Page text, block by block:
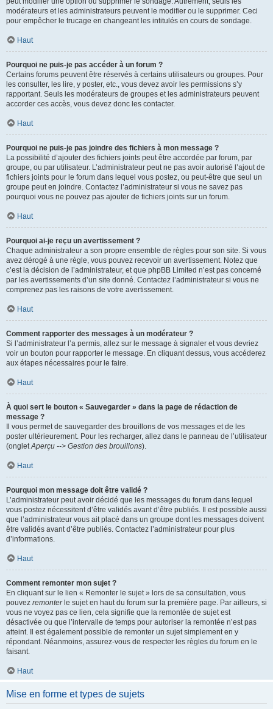
modérateurs et les administrateurs peuvent le modifier ou le supprimer. Ceci
pour empêcher le trucage en changeant les intitulés en cours de sondage.
Haut
Pourquoi ne puis-je pas accéder à un forum ?
Certains forums peuvent être réservés à certains utilisateurs ou groupes. Pour
les consulter, les lire, y poster, etc., vous devez avoir les permissions s’y
rapportant. Seuls les modérateurs de groupes et les administrateurs peuvent
accorder ces accès, vous devez donc les contacter.
Haut
Pourquoi ne puis-je pas joindre des fichiers à mon message ?
La possibilité d’ajouter des fichiers joints peut être accordée par forum, par
groupe, ou par utilisateur. L’administrateur peut ne pas avoir autorisé l’ajout de
fichiers joints pour le forum dans lequel vous postez, ou peut-être que seul un
groupe peut en joindre. Contactez l’administrateur si vous ne savez pas
pourquoi vous ne pouvez pas ajouter de fichiers joints sur un forum.
Haut
Pourquoi ai-je reçu un avertissement ?
Chaque administrateur a son propre ensemble de règles pour son site. Si vous
avez dérogé à une règle, vous pouvez recevoir un avertissement. Notez que
c’est la décision de l’administrateur, et que phpBB Limited n’est pas concerné
par les avertissements d’un site donné. Contactez l’administrateur si vous ne
comprenez pas les raisons de votre avertissement.
Haut
Comment rapporter des messages à un modérateur ?
Si l’administrateur l’a permis, allez sur le message à signaler et vous devriez
voir un bouton pour rapporter le message. En cliquant dessus, vous accéderez
aux étapes nécessaires pour le faire.
Haut
À quoi sert le bouton « Sauvegarder » dans la page de rédaction de
message ?
Il vous permet de sauvegarder des brouillons de vos messages et de les
poster ultérieurement. Pour les recharger, allez dans le panneau de l’utilisateur
(ongletAperçu --> Gestion des brouillons).
Haut
Pourquoi mon message doit être validé ?
L’administrateur peut avoir décidé que les messages du forum dans lequel
vous postez nécessitent d’être validés avant d’être publiés. Il est possible aussi
que l’administrateur vous ait placé dans un groupe dont les messages doivent
être validés avant d’être publiés. Contactez l’administrateur pour plus
d’informations.
Haut
Comment remonter mon sujet ?
En cliquant sur le lien « Remonter le sujet » lors de sa consultation, vous
pouvez remonterle sujet en haut du forum sur la première page. Par ailleurs, si
vous ne voyez pas ce lien, cela signifie que la remontée de sujet est
désactivée ou que l’intervalle de temps pour autoriser la remontée n’est pas
atteint. Il est également possible de remonter un sujet simplement en y
répondant. Néanmoins, assurez-vous de respecter les règles du forum en le
faisant.
Haut
Mise en forme et types de sujets